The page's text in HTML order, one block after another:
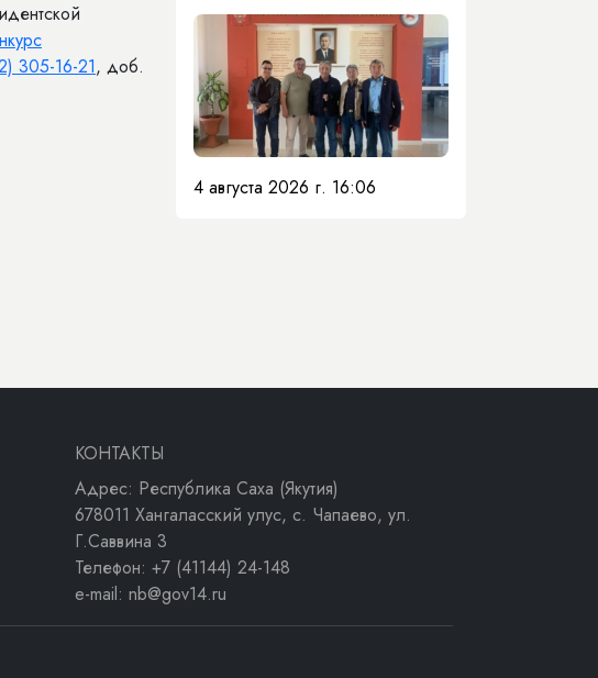
305-16-21, доб.
4 августа 2026 г. 16:06
КОНТАКТЫ
Адрес: Республика Саха (Якутия)
678011 Хангаласский улус, с. Чапаево, ул.
Г.Саввина 3
Телефон: +7 (41144) 24-148
e-mail: nb@gov14.ru